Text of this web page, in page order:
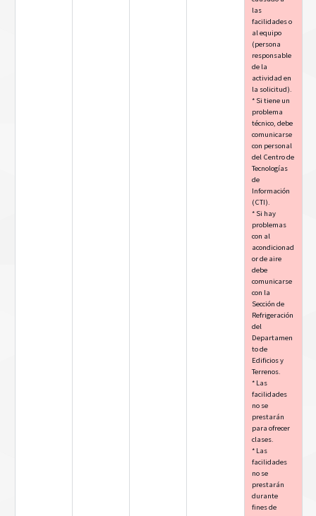
las
facilidades o
al equipo
(persona
responsable
de la
actividad en
la solicitud).
* Si tiene un
problema
técnico, debe
comunicarse
con personal
del Centro de
Tecnologías
de
Información
(CTI).
* Si hay
problemas
con al
acondicionad
or de aire
debe
comunicarse
con la
Sección de
Refrigeración
del
Departamen
to de
Edificios y
Terrenos.
* Las
facilidades
no se
prestarán
para ofrecer
clases.
* Las
facilidades
no se
prestarán
durante
fines de